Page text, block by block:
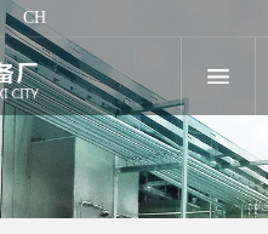
CH